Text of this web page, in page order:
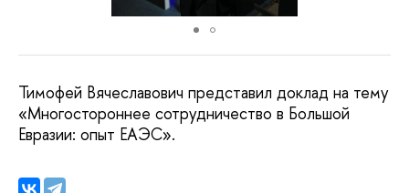
Тимофей Вячеславович представил доклад на тему
«Многостороннее сотрудничество в Большой
Евразии: опыт ЕАЭС».